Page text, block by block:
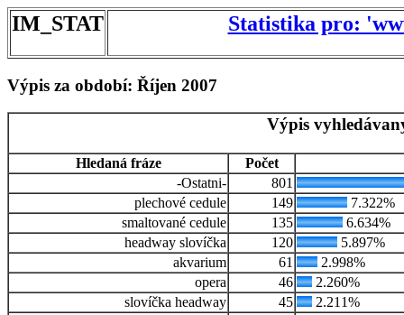
IM_STAT Statistika pro:
Výpis za období: Říjen 2007
Výpis
Hledaná fráze
Počet
-Ostatni-
801
plechové cedule
149
7.322%
smaltované cedule
135
6.634%
headway slovíčka
120
5.897%
akvarium
61
2.998%
opera
46
2.260%
slovíčka headway
45
2.211%